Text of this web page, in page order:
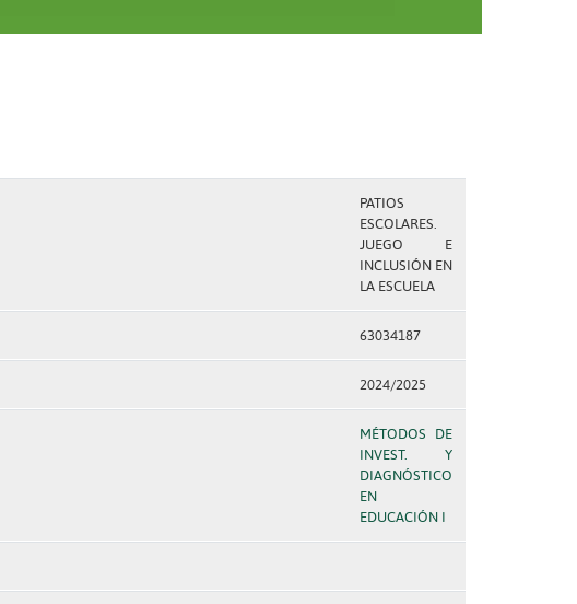
PATIOS
ESCOLARES.
JUEGO E
INCLUSIÓN EN
LA ESCUELA
63034187
2024/2025
MÉTODOS DE
INVEST. Y
DIAGNÓSTICO
EN
EDUCACIÓN I